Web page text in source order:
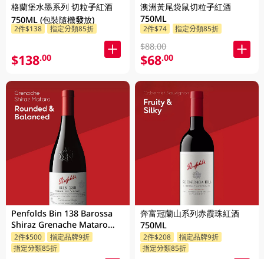
格蘭堡水墨系列 切粒子紅酒
750ML (包裝隨機發放)
2件$138 指定分類85折
$138.00
Penfolds Bin 138 Barossa
Shiraz Grenache Mataro
750ML
2件$500
指定品牌9折
指定分類85折
澳洲黃尾袋鼠切粒子紅酒
750ML
2件$74 指定分類85折
$88.00
$68.00
奔富冠蘭山系列赤霞珠紅酒
750ML
2件$208
指定品牌9折
指定分類85折